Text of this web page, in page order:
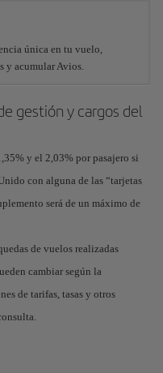
única en tu vuelo,
y acumular Avios.
gestión y cargos del
y el 2,03% por pasajero si
con alguna de las “tarjetas
será de un máximo de
de vuelos realizadas
cambiar según la
de tarifas, tasas y otros